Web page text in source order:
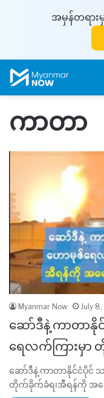
အမှန်တရား
ကာတာ
Myanmar Now July
ဆော်ဒီနဲ့ ကာတာနို
ရေလက်ကြားမှာ
ဆော်ဒီနဲ့ ကာတာနိုင်ငံပိုင်
တိုက်ခိုက်ခံရ၊အီရန်ကို အမေ